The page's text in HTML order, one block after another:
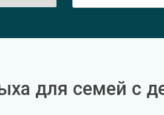
для семей с